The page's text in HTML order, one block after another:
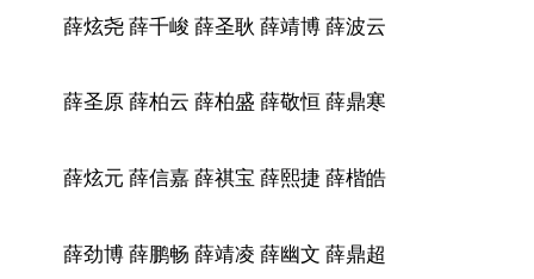
薛炫尧 薛千峻 薛圣耿 薛靖博 薛波云
薛圣原 薛柏云 薛柏盛 薛敬恒 薛鼎寒
薛炫元 薛信嘉 薛祺宝 薛熙捷 薛楷皓
薛劲博 薛鹏畅 薛靖凌 薛幽文 薛鼎超